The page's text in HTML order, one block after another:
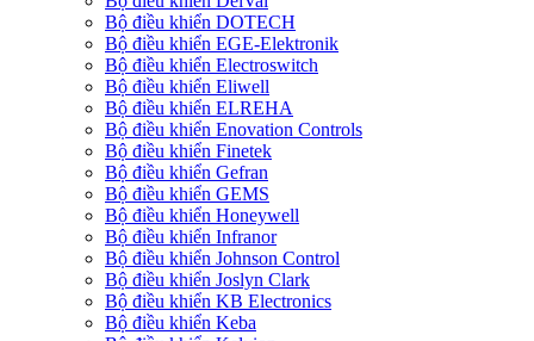
Bộ điều khiển DOTECH
Bộ điều khiển EGE-Elektronik
Bộ điều khiển Electroswitch
Bộ điều khiển Eliwell
Bộ điều khiển ELREHA
Bộ điều khiển Enovation Controls
Bộ điều khiển Finetek
Bộ điều khiển Gefran
Bộ điều khiển GEMS
Bộ điều khiển Honeywell
Bộ điều khiển Infranor
Bộ điều khiển Johnson Control
Bộ điều khiển Joslyn Clark
Bộ điều khiển KB Electronics
Bộ điều khiển Keba